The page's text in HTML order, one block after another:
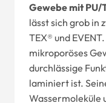
Gewebe mit PU/
lässt sich grob in
TEX® und
mikroporöses
durchlässige
laminiert ist.
Wassermoleküle